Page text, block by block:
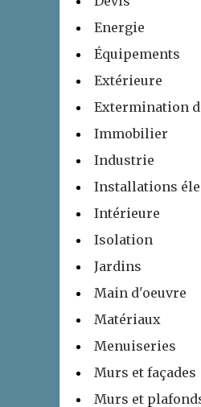
Energie
Équipements
Extérieure
Extermination
Immobilier
Industrie
Installations
Intérieure
Isolation
Jardins
Main d'oeuvre
Matériaux
Menuiseries
Murs et façades
Murs et